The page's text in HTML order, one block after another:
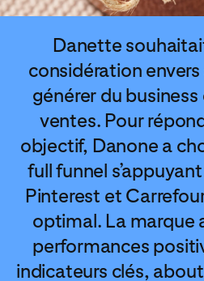
Danette
considération
générer du
ventes. Pour
objectif, Danone a
full funnel
Pinterest et
optimal. La marque
performances
indicateurs clés,